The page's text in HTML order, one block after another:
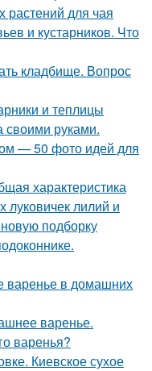
растений для чая
и кустарников. Что
кладбище. Вопрос
и теплицы
своими руками.
— 50 фото идей для
характеристика
луковичек лилий и
подборку
варенье в домашних
варенье.
варенья?
Киевское сухое